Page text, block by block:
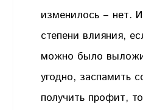
изменилось – нет.
степени влияния,
можно было
угодно, заспамить
получить профит,